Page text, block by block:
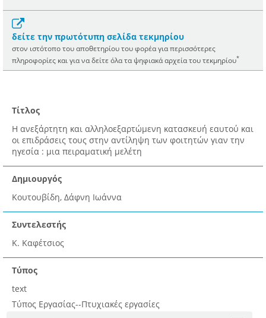
δείτε την πρωτότυπη σελίδα τεκμηρίου
στον ιστότοπο του αποθετηρίου του φορέα για περισσότερες
πληροφορίες και για να δείτε όλα τα ψηφιακά αρχεία του τεκμηρίου*
Τίτλος
Η ανεξάρτητη και αλληλοεξαρτώμενη κατασκευή εαυτού και
οι επιδράσεις τους στην αντίληψη των φοιτητών γιαν την
ηγεσία : μια πειραματική μελέτη
Δημιουργός
Κουτουβίδη, Δάφνη Ιωάννα
Συντελεστής
Κ. Καφέτσιος
Τύπος
text
Τύπος Εργασίας--Πτυχιακές εργασίες